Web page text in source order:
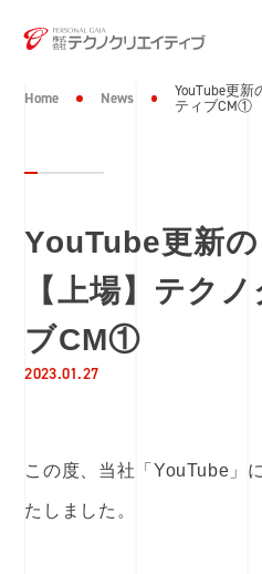
Home News
YouTube更
ティブCM①
YouTube更新
【上場】テク
ブCM①
2023.01.27
この度、当社「YouTube」
たしました。